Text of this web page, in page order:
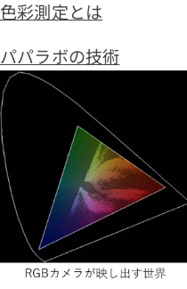
色彩測定とは
パパラボの技術